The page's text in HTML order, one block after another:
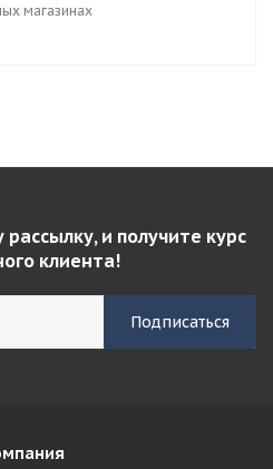
магазинах
и получите курс
клиента!